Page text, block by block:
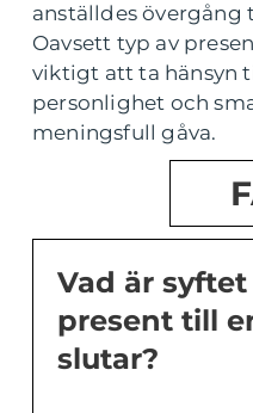
anställdes övergång
Oavsett typ av
viktigt att ta hänsyn
personlighet och
meningsfull gåva.
Vad är
present till
slutar?